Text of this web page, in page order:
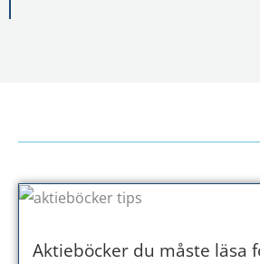
Aktieböcker du måste läsa